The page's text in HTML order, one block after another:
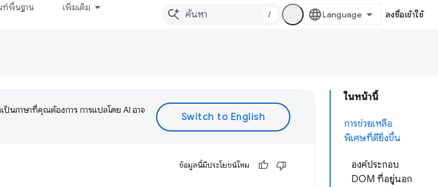
ฑ์พื้นฐาน เพิ่มเติม
/ ลงชื่อเข้าใช้
ในหน้านี้
การช่วยเหลือ
พิเศษที่ดียิ่งขึ้น
องค์ประกอบ
DOM ที่อยู่นอก
ป็นภาษาที่คุณต้องการ การแปลโดย AI อาจ
ข้อมูลนี้มีประโยชน์ไหม